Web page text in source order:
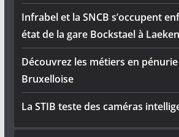
Infrabel et la SNCB s’occupent
état de la gare Bockstael à Laeken
Découvrez les métiers en
Bruxelloise
La STIB teste des caméras